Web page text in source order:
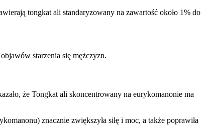
tongkat ali standaryzowany na zawartość około 1% do
starzenia się mężczyzn.
że Tongkat ali skoncentrowany na eurykomanonie ma
znacznie zwiększyła siłę i moc, a także poprawiła